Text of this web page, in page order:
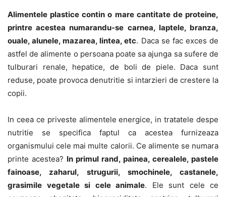
Alimentele plastice contin o mare cantitate de proteine,
printre acestea numarandu-se carnea, laptele, branza,
ouale, alunele, mazarea, lintea, etc. Daca se fac exces de
astfel de alimente o persoana poate sa ajunga sa sufere de
tulburari renale, hepatice, de boli de piele. Daca sunt
reduse, poate provoca denutritie si intarzieri de crestere la
copii.
In ceea ce priveste alimentele energice, in tratatele despe
nutritie se specifica faptul ca acestea furnizeaza
organismului cele mai multe calorii. Ce alimente se numara
printe acestea? In primul rand, painea, cerealele, pastele
fainoase, zaharul, strugurii, smochinele, castanele,
grasimile vegetale si cele animale. Ele sunt cele ce